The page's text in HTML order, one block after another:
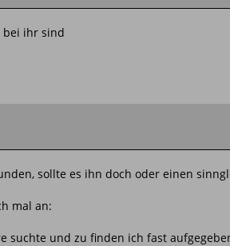
bei ihr sind
sollte es ihn doch oder einen
mal an:
suchte und zu finden ich fast